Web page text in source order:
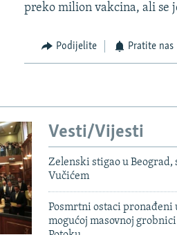
preko milion vakcina, ali se
Podijelite Pratite nas
Vesti/Vijesti
Zelenski stigao u Beograd,
Vučićem
Posmrtni ostaci pronađeni
mogućoj masovnoj